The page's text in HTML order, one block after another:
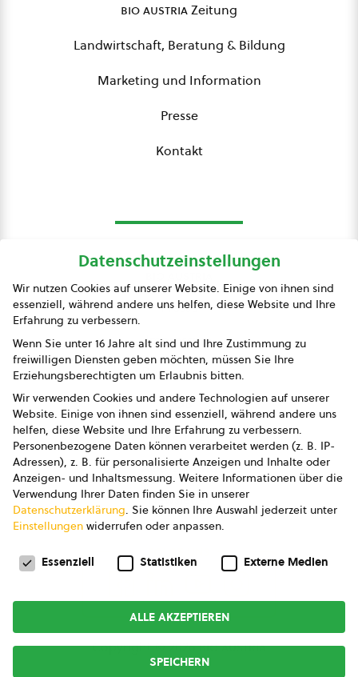
bio austriaZeitung
Landwirtschaft, Beratung & Bildung
Marketing und Information
Presse
Kontakt
Presse
Impressum
Datenschutz
AGB
AGB Marketing GmbH
AGB Bildung
Newsletter
Copyright © 2026bio austria
Datenschutzeinstellungen
Wir nutzen Cookies auf unserer Website. Einige von ihnen sind
essenziell, während andere uns helfen, diese Website und Ihre
Erfahrung zu verbessern.
Wenn Sie unter 16 Jahre alt sind und Ihre Zustimmung zu
freiwilligen Diensten geben möchten, müssen Sie Ihre
Erziehungsberechtigten um Erlaubnis bitten.
Wir verwenden Cookies und andere Technologien auf unserer
Website. Einige von ihnen sind essenziell, während andere uns
helfen, diese Website und Ihre Erfahrung zu verbessern.
Personenbezogene Daten können verarbeitet werden (z. B. IP-
Adressen), z. B. für personalisierte Anzeigen und Inhalte oder
Anzeigen- und Inhaltsmessung. Weitere Informationen über die
Verwendung Ihrer Daten finden Sie in unserer
Datenschutzerklärung. Sie können Ihre Auswahl jederzeit unter
Einstellungen widerrufen oder anpassen.
Datenschutzeinstellungen
Essenziell Statistiken Externe Medien
ALLE AKZEPTIEREN
SPEICHERN